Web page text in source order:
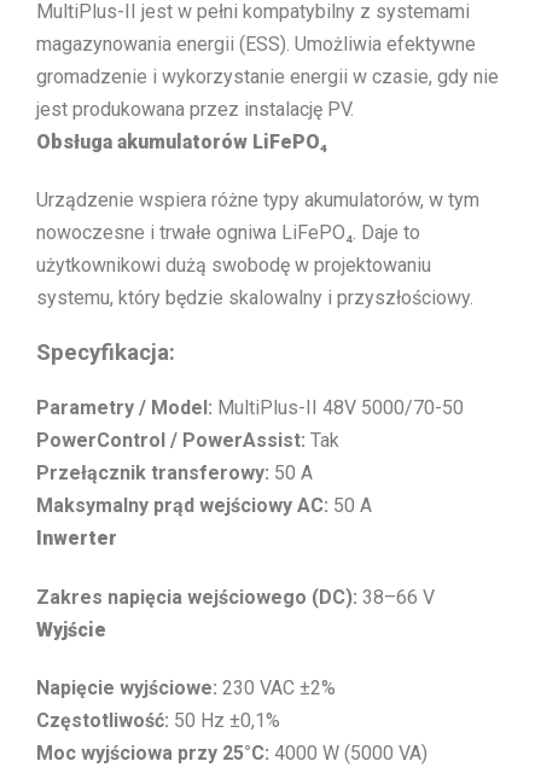
MultiPlus-II jest w pełni kompatybilny z systemami
magazynowania energii (ESS). Umożliwia efektywne
gromadzenie i wykorzystanie energii w czasie, gdy nie
jest produkowana przez instalację PV.
Obsługa akumulatorów LiFePO₄
Urządzenie wspiera różne typy akumulatorów, w tym
nowoczesne i trwałe ogniwa LiFePO₄. Daje to
użytkownikowi dużą swobodę w projektowaniu
systemu, który będzie skalowalny i przyszłościowy.
Specyfikacja:
Parametry / Model: MultiPlus-II 48V 5000/70-50
PowerControl / PowerAssist: Tak
Przełącznik transferowy: 50 A
Maksymalny prąd wejściowy AC: 50 A
Inwerter
Zakres napięcia wejściowego (DC): 38–66 V
Wyjście
Napięcie wyjściowe: 230 VAC ±2%
Częstotliwość: 50 Hz ±0,1%
Moc wyjściowa przy 25°C: 4000 W (5000 VA)